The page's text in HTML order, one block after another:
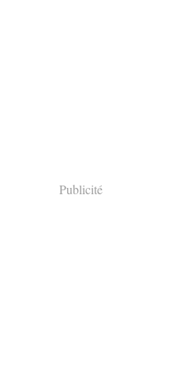
Publicité